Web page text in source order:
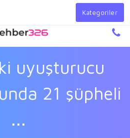
Giriş Yap
uyuşturucu
21 şüpheli
...
Kategoriler